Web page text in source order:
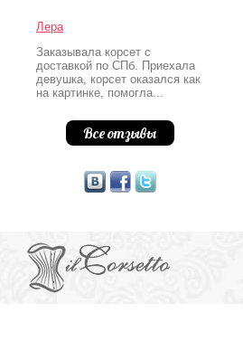
Лера
Заказывала корсет с
доставкой по СПб. Приехала
девушка, корсет оказался как
на картинке, помогла...
Все отзывы